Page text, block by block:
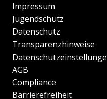
Impressum
Jugendschutz
Datenschutz
Transparenzhinweise
AGB
Compliance
Barrierefreiheit